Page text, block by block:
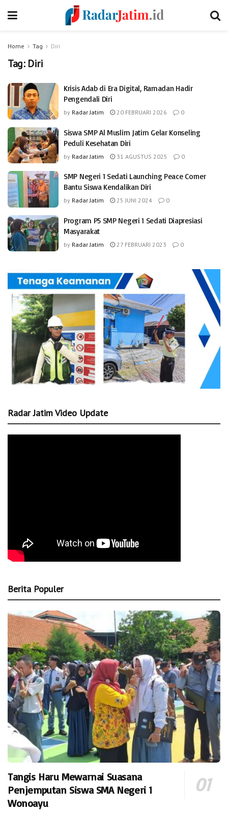
Home Tag Diri
Tag: Diri
Krisis Adab di Era Digital, Ramadan Hadir
Pengendali Diri
by Radar Jatim 20 FEBRUARI 2026 0
Siswa SMP Al Muslim Jatim Gelar Konseling
Peduli Kesehatan Diri
by Radar Jatim 31 AGUSTUS 2025 0
SMP Negeri 1 Sedati Launching Peace Corner
Bantu Siswa Kendalikan Diri
by Radar Jatim 25 JUNI 2024 0
Program P5 SMP Negeri 1 Sedati Diapresiasi
Masyarakat
by Radar Jatim 27 FEBRUARI 2023 0
Radar Jatim Video Update
Berita Populer
Tangis Haru Mewarnai Suasana
Penjemputan Siswa SMA Negeri 1
Wonoayu